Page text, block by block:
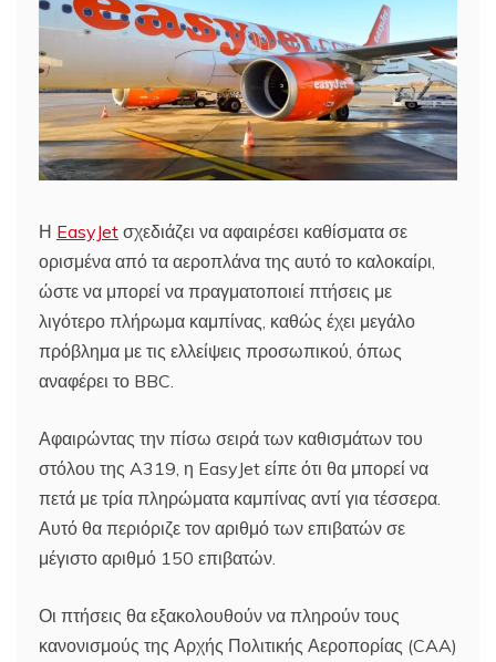
Η EasyJet σχεδιάζει να αφαιρέσει καθίσματα σε
ορισμένα από τα αεροπλάνα της αυτό το καλοκαίρι,
ώστε να μπορεί να πραγματοποιεί πτήσεις με
λιγότερο πλήρωμα καμπίνας, καθώς έχει μεγάλο
πρόβλημα με τις ελλείψεις προσωπικού, όπως
αναφέρει το BBC.
Αφαιρώντας την πίσω σειρά των καθισμάτων του
στόλου της A319, η EasyJet είπε ότι θα μπορεί να
πετά με τρία πληρώματα καμπίνας αντί για τέσσερα.
Αυτό θα περιόριζε τον αριθμό των επιβατών σε
μέγιστο αριθμό 150 επιβατών.
Οι πτήσεις θα εξακολουθούν να πληρούν τους
κανονισμούς της Αρχής Πολιτικής Αεροπορίας (CAA)